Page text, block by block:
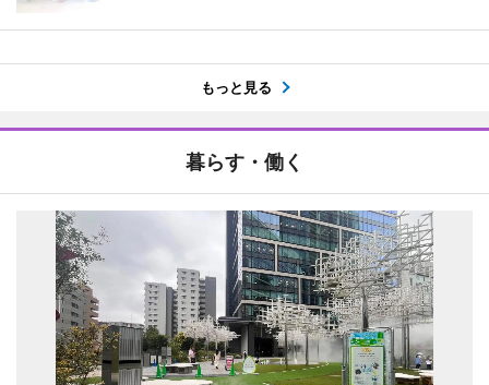
もっと見る
暮らす・働く